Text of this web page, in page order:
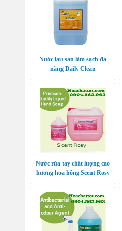
Nước lau sàn làm sạch đa
năng Daily Clean
Nước rửa tay chất lượng cao
hương hoa hồng Scent Rosy